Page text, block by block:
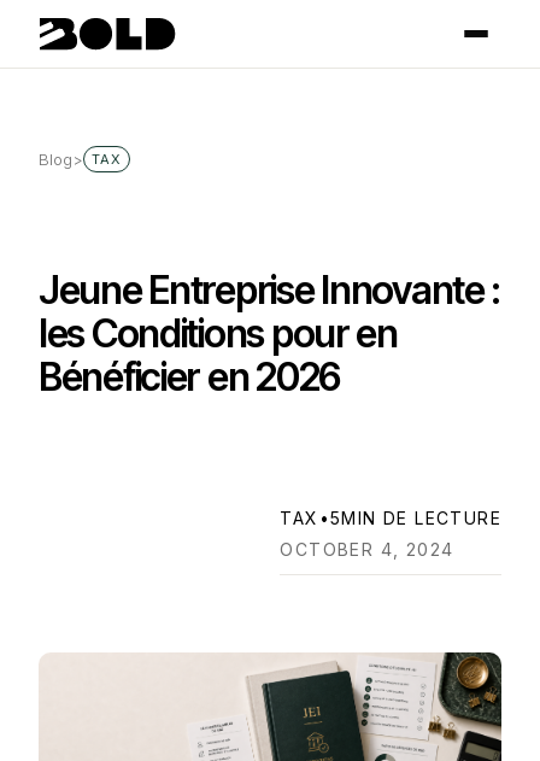
Blog> TAX
Jeune Entreprise Innovante :
les Conditions pour en
Bénéficier en 2026
TAX •5MIN DE LECTURE
OCTOBER 4, 2024